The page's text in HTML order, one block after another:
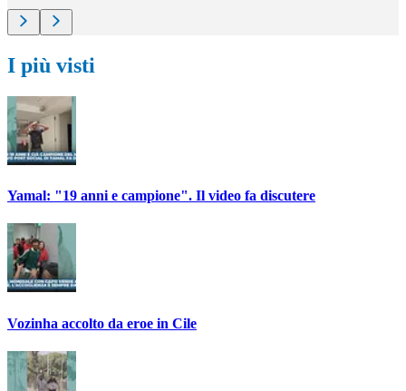
I più visti
Yamal: "19 anni e campione". Il video fa discutere
Vozinha accolto da eroe in Cile